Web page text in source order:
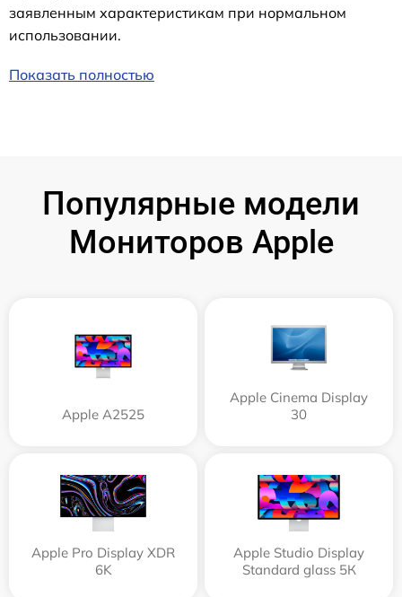
заявленным характеристикам при нормальном
использовании.
Показать полностью
Популярные модели
Мониторов Apple
Apple А2525
Apple Cinema Display
30
Apple Pro Display XDR
6K
Apple Studio Display
Standard glass 5К